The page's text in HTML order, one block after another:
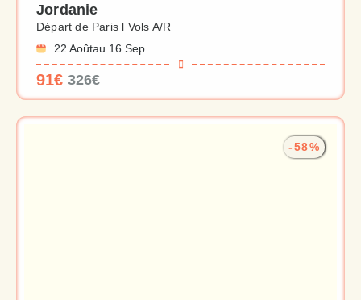
Jordanie
Départ de Paris l Vols A/R
22 Aoûtau 16 Sep
91€ 326€
-58%